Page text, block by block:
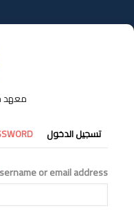
إلى
المحتوى
معهد
التبويبات
الأساسية
تسجيل الدخول
or email address